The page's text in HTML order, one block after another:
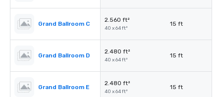
Grand Ballroom C
2.560 ft²
40 x 64 ft²
15 ft
Grand Ballroom D
2.480 ft²
40 x 64 ft²
15 ft
Grand Ballroom E
2.480 ft²
40 x 64 ft²
15 ft